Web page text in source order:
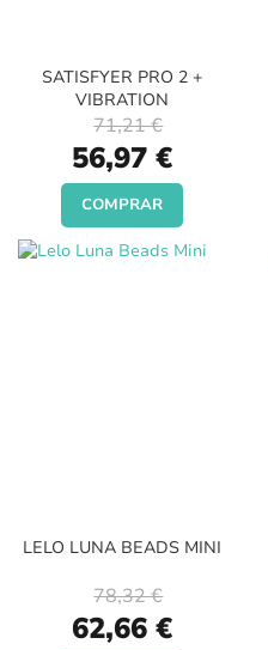
SATISFYER PRO 2 +
VIBRATION
Special
Price
56,97 €
71,21 €
COMPRAR
LELO LUNA BEADS MINI
Special
Price
62,66 €
78,32 €